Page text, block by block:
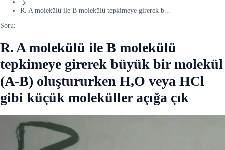
R. A molekülü ile B molekülü tepkimeye girerek b...
Soru:
R. A molekülü ile B molekülü
tepkimeye girerek büyük bir molekül
(A-B) oluştururken H,O veya HCl
gibi küçük moleküller açığa çık